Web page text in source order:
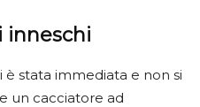
inneschi
è stata immediata e non si
un cacciatore ad